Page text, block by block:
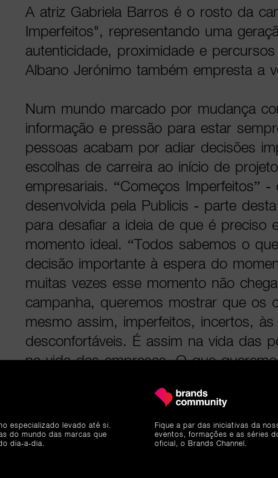
A atriz Gabriela Barros é o rosto da
Imperfeitos", representando uma
autenticidade, proximidade e
Albano Jerónimo também empresta a
Num mundo marcado por mudança
informação e pressão para estar
pessoas acabam por adiar decisões
escolhas de carreira ao início de
empresariais. “Começos Imperfeitos” -
desenvolvida pela Publicis - parte
para desafiar a ideia de que é preciso
momento ideal. “Todos sabemos o
decisão importante à espera do
muitas vezes esse momento não
campanha, queremos mostrar que os
mesmo assim, imperfeitos, incertos, às
desconfortáveis. É assim na vida das
na vida das empresas. O que
momentos, sintam que têm no
próximo, que entende o que está em
passo em frente”, refere Miguel
responsável da área de comunicação
especializado levado até si.
do mundo das marcas que
dia-a-dia.
Fique a par das iniciativas da
eventos, formações e as séries
oficial, o Brands Channel.